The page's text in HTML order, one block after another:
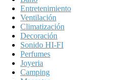
Entretenimiento
Ventilación
Climatización
Decoración
Sonido HI-FI
Perfumes
Joyeria
Camping